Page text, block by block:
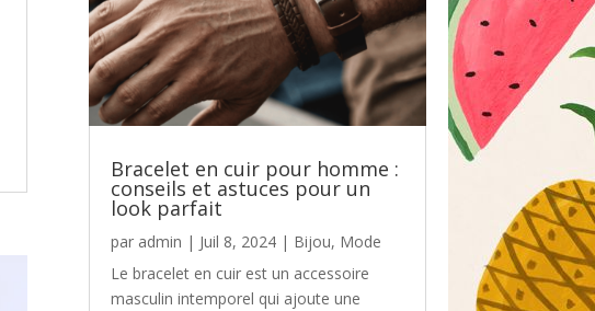
Bracelet en cuir pour homme :
conseils et astuces pour un
look parfait
par admin | Juil 8, 2024 | Bijou, Mode
Le bracelet en cuir est un accessoire
masculin intemporel qui ajoute une